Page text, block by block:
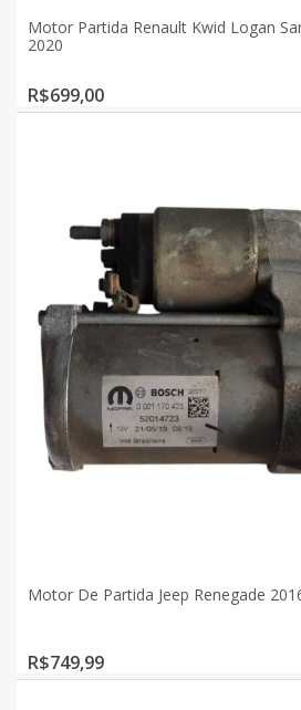
Motor Partida Renault Kwid Logan
2020
R$699,00
Motor De Partida Jeep Renegade
R$749,99